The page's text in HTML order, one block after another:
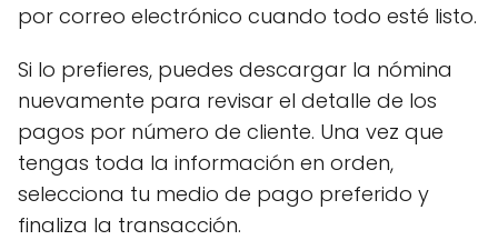
por correo electrónico cuando todo esté listo.
Si lo prefieres, puedes descargar la nómina
nuevamente para revisar el detalle de los
pagos por número de cliente. Una vez que
tengas toda la información en orden,
selecciona tu medio de pago preferido y
finaliza la transacción.